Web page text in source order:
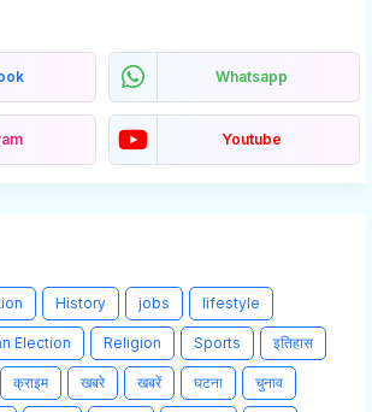
Whatsapp
Youtube
History jobs lifestyle
Election Religion Sports इतिहास
क्राइम खबरे खबरें घटना चुनाव